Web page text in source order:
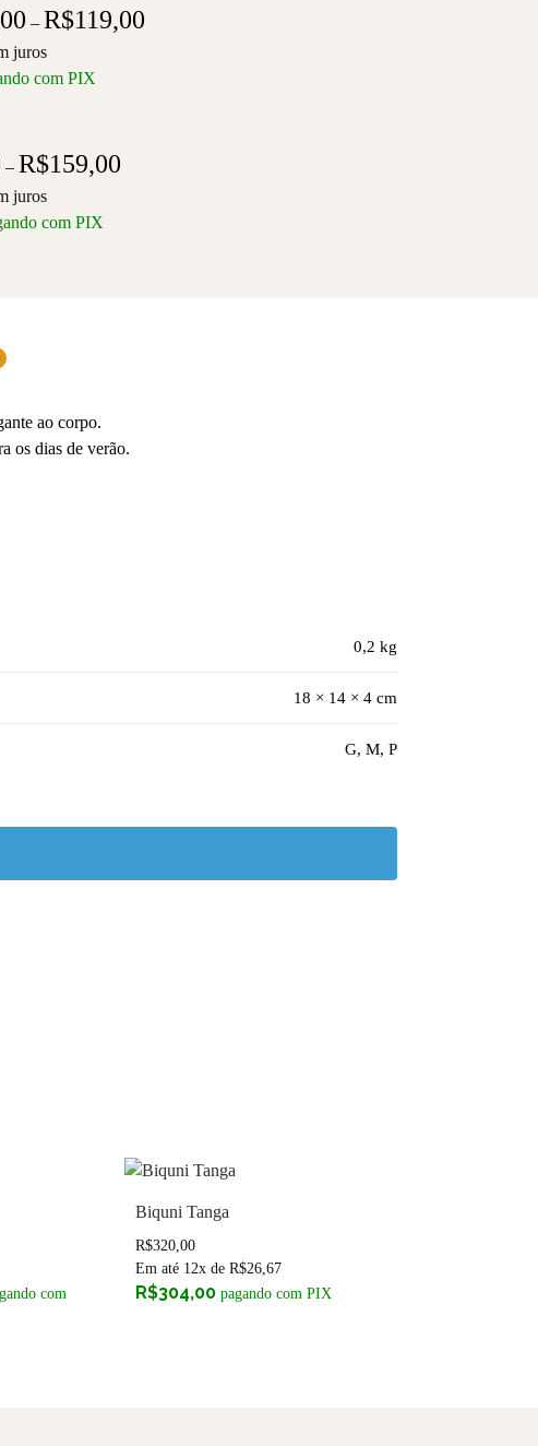
– R$119,00
juros
com PIX
– R$159,00
juros
com PIX
ao corpo.
os dias de verão.
0,2 kg
18 × 14 × 4 cm
G, M, P
com
Biquni Tanga
R$320,00
Em até 12x deR$26,67
R$304,00 pagando com PIX